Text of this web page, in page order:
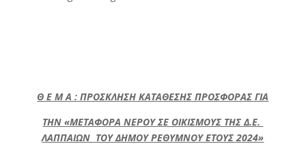
Θ Ε Μ Α : ΠΡΟΣΚΛΗΣΗ ΚΑΤΑΘΕΣΗΣ ΠΡΟΣΦΟΡΑΣ ΓΙΑ
ΤΗΝ «ΜΕΤΑΦΟΡΑ ΝΕΡΟΥ ΣΕ ΟΙΚΙΣΜΟΥΣ ΤΗΣ Δ.Ε.
ΛΑΠΠΑΙΩΝ ΤΟΥ ΔΗΜΟΥ ΡΕΘΥΜΝΟΥ ΕΤΟΥΣ 2024»